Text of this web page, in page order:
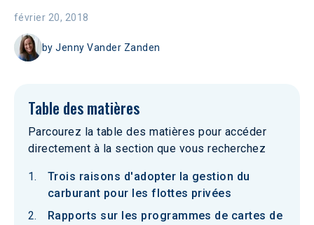
février 20, 2018
byJenny Vander Zanden
Table des matières
Parcourez la table des matières pour accéder
directement à la section que vous recherchez
Trois raisons d'adopter la gestion du
carburant pour les flottes privées
Rapports sur les programmes de cartes de